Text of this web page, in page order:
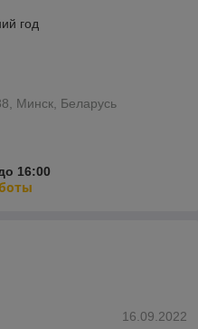
год
Минск, Беларусь
16:00
16.09.2022